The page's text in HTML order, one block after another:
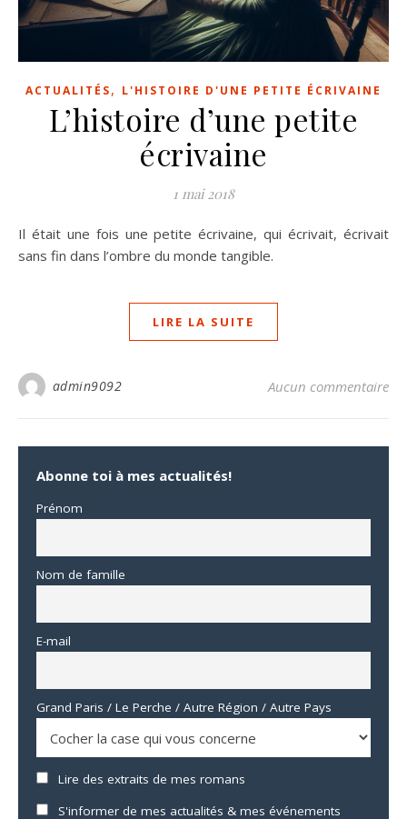
ACTUALITÉS, L'HISTOIRE D'UNE PETITE ÉCRIVAINE
L’histoire d’une petite
écrivaine
1 mai 2018
Il était une fois une petite écrivaine, qui écrivait, écrivait
sans fin dans l’ombre du monde tangible.
LIRE LA SUITE
admin9092 Aucun commentaire
Abonne toi à mes actualités!
Prénom
Nom de famille
E-mail
Grand Paris / Le Perche / Autre Région / Autre Pays
Lire des extraits de mes romans
S'informer de mes actualités & mes événements